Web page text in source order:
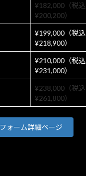
¥182,000（税込
¥200,200）
¥199,000（税込
¥218,900）
¥210,000（税込
¥231,000）
¥238,000（税込
¥261,800）
フォーム詳細ページ